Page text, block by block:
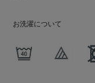
お洗濯について